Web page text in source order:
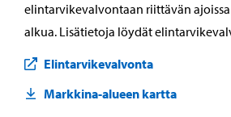
elintarvikevalvontaan riittävän
alkua. Lisätietoja löydät
Elintarvikevalvonta
Markkina-alueen kartta